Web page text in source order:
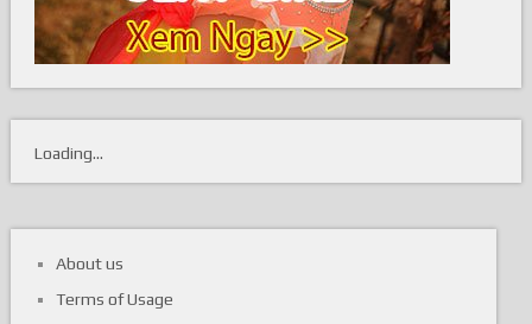
Loading...
About us
Terms of Usage